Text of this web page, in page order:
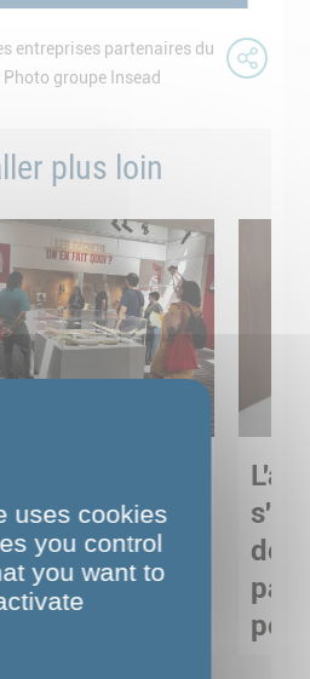
entreprises partenaires du
Photo groupe Insead
plus loin
Préhistoire de
apprendre
grâce à la
de
uses cookies
you control
you want to